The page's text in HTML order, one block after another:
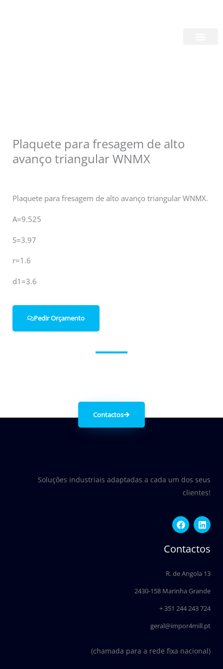
Plaquete para fresagem de alto
avanço triangular WNMX
Plaquete para fresagem de alto avanço triangular WNMX.
A=9.525
S=3.97
r=1.6
d1=3.6
Pedir Orçamento
Contactos
Soluções industriais adaptadas a cada um dos seus
clientes!
F
a
c
e
b
o
k
L
i
n
k
e
i
n
Contactos
R. de Angola 13
2430-158 Marinha Grande
+ 351 244 243 724
geral@impor4mill.pt
(chamada para a rede fixa nacional)